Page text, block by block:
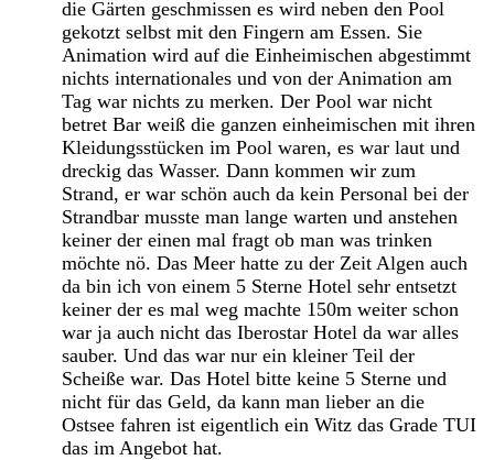
die Gärten geschmissen es wird neben den Pool
gekotzt selbst mit den Fingern am Essen. Sie
Animation wird auf die Einheimischen abgestimmt
nichts internationales und von der Animation am
Tag war nichts zu merken. Der Pool war nicht
betret Bar weiß die ganzen einheimischen mit ihren
Kleidungsstücken im Pool waren, es war laut und
dreckig das Wasser. Dann kommen wir zum
Strand, er war schön auch da kein Personal bei der
Strandbar musste man lange warten und anstehen
keiner der einen mal fragt ob man was trinken
möchte nö. Das Meer hatte zu der Zeit Algen auch
da bin ich von einem 5 Sterne Hotel sehr entsetzt
keiner der es mal weg machte 150m weiter schon
war ja auch nicht das Iberostar Hotel da war alles
sauber. Und das war nur ein kleiner Teil der
Scheiße war. Das Hotel bitte keine 5 Sterne und
nicht für das Geld, da kann man lieber an die
Ostsee fahren ist eigentlich ein Witz das Grade TUI
das im Angebot hat.